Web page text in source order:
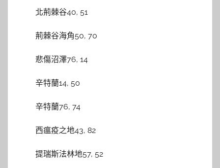
北荊棘谷40, 51
荊棘谷海角50, 70
悲傷沼澤76, 14
辛特蘭14, 50
辛特蘭76, 74
西瘟疫之地43, 82
提瑞斯法林地57, 52